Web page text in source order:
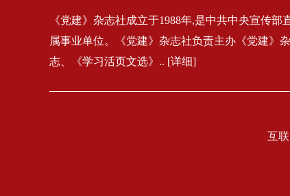
《党建》杂志社成立于1988年,是中共中央宣传部
属事业单位。《党建》杂志社负责主办《党建》杂
志、《学习活页文选》.. [详细]
互